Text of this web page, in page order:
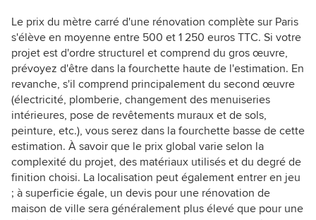
Le prix du mètre carré d'une rénovation complète sur Paris
s'élève en moyenne entre 500 et 1 250 euros TTC. Si votre
projet est d'ordre structurel et comprend du gros œuvre,
prévoyez d'être dans la fourchette haute de l'estimation. En
revanche, s'il comprend principalement du second œuvre
(électricité, plomberie, changement des menuiseries
intérieures, pose de revêtements muraux et de sols,
peinture, etc.), vous serez dans la fourchette basse de cette
estimation. À savoir que le prix global varie selon la
complexité du projet, des matériaux utilisés et du degré de
finition choisi. La localisation peut également entrer en jeu
; à superficie égale, un devis pour une rénovation de
maison de ville sera généralement plus élevé que pour une